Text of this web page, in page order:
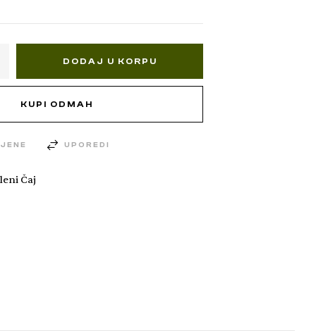
DODAJ U KORPU
KUPI ODMAH
UPOREDI
Čaj